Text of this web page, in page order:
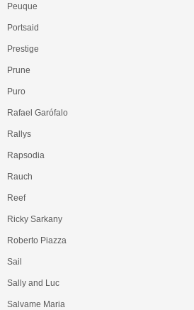
Peuque
Portsaid
Prestige
Prune
Puro
Rafael Garófalo
Rallys
Rapsodia
Rauch
Reef
Ricky Sarkany
Roberto Piazza
Sail
Sally and Luc
Salvame Maria